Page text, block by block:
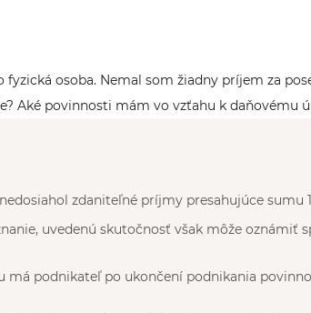
osoba. Nemal som žiadny príjem za
Aké povinnosti mám vo vzťahu k daňovému
zdaniteľné príjmy presahujúce sumu
uvedenú skutočnosť však môže oznámiť
má podnikateľ po ukončení podnikania